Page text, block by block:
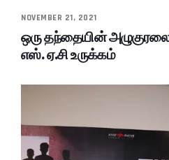
NOVEMBER 21, 2021
ஒரு தந்தையின்
எஸ். ஏ.சி உருக்கம்